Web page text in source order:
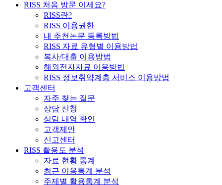
RISS 처음 방문 이세요?
RISS란?
RISS 이용권한
내 추천논문 등록방법
RISS 자료 유형별 이용방법
복사/대출 이용방법
해외전자자료 이용방법
RISS 정보취약계층 서비스 이용방법
고객센터
자주 찾는 질문
상담 신청
상담 내역 확인
고객제안
신고센터
RISS 활용도 분석
자료 현황 통계
최근 이용통계 분석
주제별 활용통계 분석